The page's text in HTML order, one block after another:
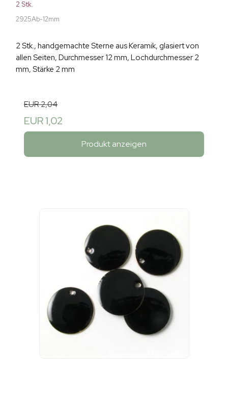
2 Stk.
2925Ab-12mm
2 Stk., handgemachte Sterne aus Keramik, glasiert von
allen Seiten, Durchmesser 12 mm, Lochdurchmesser 2
mm, Stärke 2 mm
EUR 2,04
EUR 1,02
Produkt anzeigen